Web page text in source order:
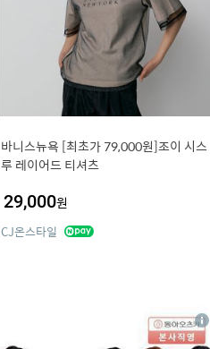
바니스뉴욕 [최초가 79,000원]조이 시스
루 레이어드 티셔츠
29,000원
CJ온스타일
상
세